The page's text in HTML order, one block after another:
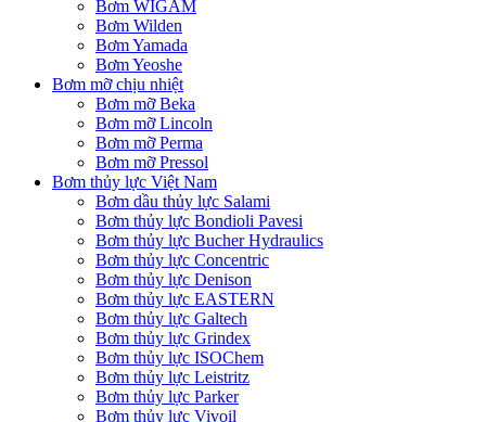
Bơm WIGAM
Bơm Wilden
Bơm Yamada
Bơm Yeoshe
Bơm mỡ chịu nhiệt
Bơm mỡ Beka
Bơm mỡ Lincoln
Bơm mỡ Perma
Bơm mỡ Pressol
Bơm thủy lực Việt Nam
Bơm dầu thủy lực Salami
Bơm thủy lực Bondioli Pavesi
Bơm thủy lực Bucher Hydraulics
Bơm thủy lực Concentric
Bơm thủy lực Denison
Bơm thủy lực EASTERN
Bơm thủy lực Galtech
Bơm thủy lực Grindex
Bơm thủy lực ISOChem
Bơm thủy lực Leistritz
Bơm thủy lực Parker
Bơm thủy lực Vivoil